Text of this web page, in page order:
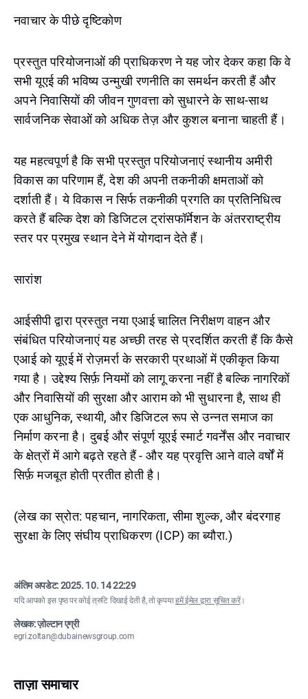
नवाचार के पीछे दृष्टिकोण
प्रस्तुत परियोजनाओं की प्राधिकरण ने यह जोर देकर कहा कि वे
सभी यूएई की भविष्य उन्मुखी रणनीति का समर्थन करती हैं और
अपने निवासियों की जीवन गुणवत्ता को सुधारने के साथ-साथ
सार्वजनिक सेवाओं को अधिक तेज़ और कुशल बनाना चाहती हैं।
यह महत्वपूर्ण है कि सभी प्रस्तुत परियोजनाएं स्थानीय अमीरी
विकास का परिणाम हैं, देश की अपनी तकनीकी क्षमताओं को
दर्शाती हैं। ये विकास न सिर्फ तकनीकी प्रगति का प्रतिनिधित्व
करते हैं बल्कि देश को डिजिटल ट्रांसफॉर्मेशन के अंतरराष्ट्रीय
स्तर पर प्रमुख स्थान देने में योगदान देते हैं।
सारांश
आईसीपी द्वारा प्रस्तुत नया एआई चालित निरीक्षण वाहन और
संबंधित परियोजनाएं यह अच्छी तरह से प्रदर्शित करती हैं कि कैसे
एआई को यूएई में रोज़मर्रा के सरकारी प्रथाओं में एकीकृत किया
गया है। उद्देश्य सिर्फ़ नियमों को लागू करना नहीं है बल्कि नागरिकों
और निवासियों की सुरक्षा और आराम को भी सुधारना है, साथ ही
एक आधुनिक, स्थायी, और डिजिटल रूप से उन्नत समाज का
निर्माण करना है। दुबई और संपूर्ण यूएई स्मार्ट गवर्नेंस और नवाचार
के क्षेत्रों में आगे बढ़ते रहते हैं - और यह प्रवृत्ति आने वाले वर्षों में
सिर्फ़ मजबूत होती प्रतीत होती है।
(लेख का स्रोत: पहचान, नागरिकता, सीमा शुल्क, और बंदरगाह
सुरक्षा के लिए संघीय प्राधिकरण (ICP) का ब्यौरा.)
अंतिम अपडेट:2025. 10. 14 22:29
यदि आपको इस पृष्ठ पर कोई त्रुटि दिखाई देती है, तो कृपयाहमें ईमेल द्वारा सूचित करें।
लेखक: ज़ोल्टान एग्री
egri.zoltan@dubainewsgroup.com
ताज़ा समाचार